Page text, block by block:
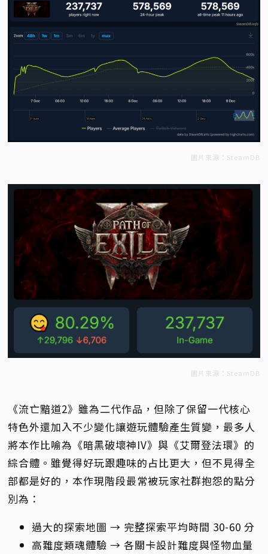
圖片來源：SteamDB
圖片來源：SteamDB
《流亡黯道2》雖為二代作品，但除了保留一代核心
特色外還加入不少變化讓遊玩體驗產生質變，最多人
將本作比喻為《暗黑破壞神IV》與《艾爾登法環》的
綜合體。雖覺得好玩跟趣味的占比更大，但不見得全
部都是好的，本作現階段最常被玩家社群抱怨的點分
別為：
過大的探索地圖 → 完整探索平均時間 30-60 分
高難度類魂體驗 → 各關卡設計難度與怪物血量